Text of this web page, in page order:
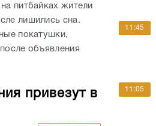
питбайках жители
лишились сна.
покатушки,
объявления
привезут в
11:45
11:05